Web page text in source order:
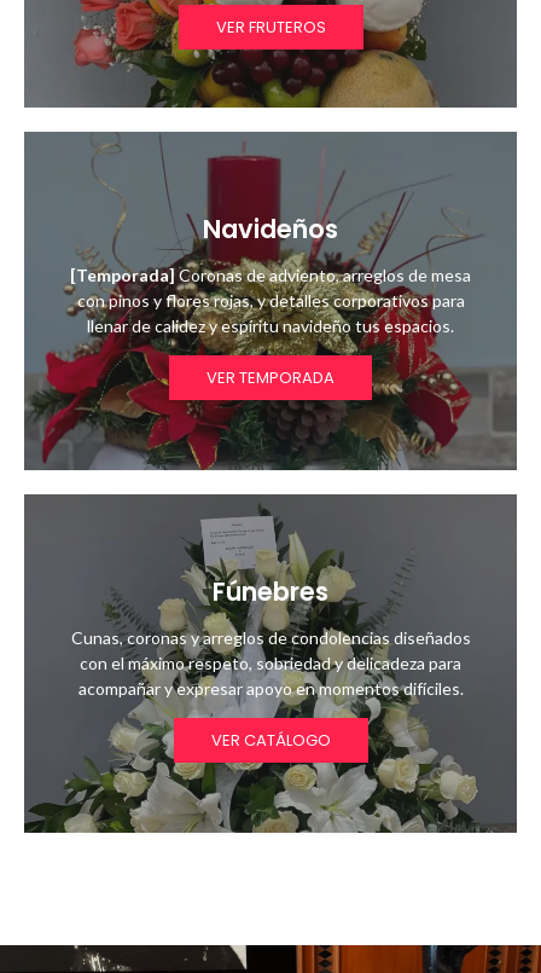
VER FRUTEROS
Navideños
[Temporada]Coronas de adviento, arreglos de mesa
con pinos y flores rojas, y detalles corporativos para
llenar de calidez y espíritu navideño tus espacios.
VER TEMPORADA
Fúnebres
Cunas, coronas y arreglos de condolencias diseñados
con el máximo respeto, sobriedad y delicadeza para
acompañar y expresar apoyo en momentos difíciles.
VER CATÁLOGO